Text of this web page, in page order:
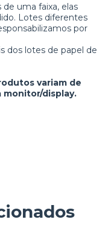
uma faixa, elas
Lotes diferentes
por
dos lotes de papel de
variam de
monitor/display.